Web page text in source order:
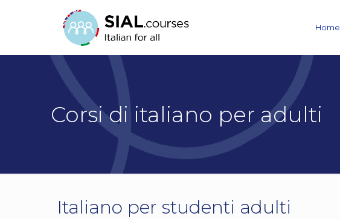
Home
Corsi di italiano per adulti
Italiano per studenti adulti